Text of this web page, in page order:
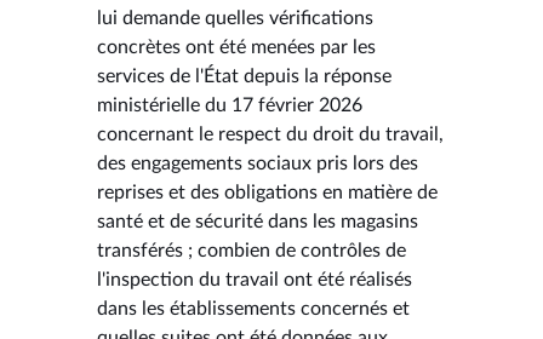
lui demande quelles vérifications
concrètes ont été menées par les
services de l'État depuis la réponse
ministérielle du 17 février 2026
concernant le respect du droit du travail,
des engagements sociaux pris lors des
reprises et des obligations en matière de
santé et de sécurité dans les magasins
transférés ; combien de contrôles de
l'inspection du travail ont été réalisés
dans les établissements concernés et